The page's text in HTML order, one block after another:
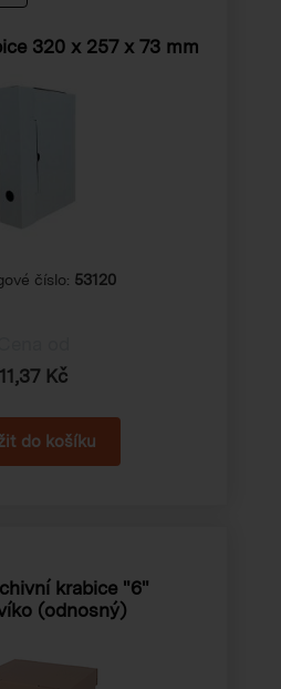
320 x 257 x 73 mm
číslo: 53120
11,37 Kč
krabice "6"
(odnosný)